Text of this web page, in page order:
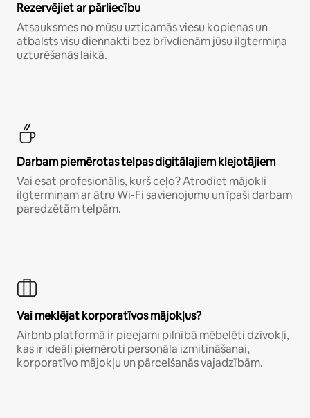
Rezervējiet ar pārliecību
Atsauksmes no mūsu uzticamās viesu kopienas un
atbalsts visu diennakti bez brīvdienām jūsu ilgtermiņa
uzturēšanās laikā.
Darbam piemērotas telpas digitālajiem klejotājiem
Vai esat profesionālis, kurš ceļo? Atrodiet mājokli
ilgtermiņam ar ātru Wi-Fi savienojumu un īpaši darbam
paredzētām telpām.
Vai meklējat korporatīvos mājokļus?
Airbnb platformā ir pieejami pilnībā mēbelēti dzīvokļi,
kas ir ideāli piemēroti personāla izmitināšanai,
korporatīvo mājokļu un pārcelšanās vajadzībām.